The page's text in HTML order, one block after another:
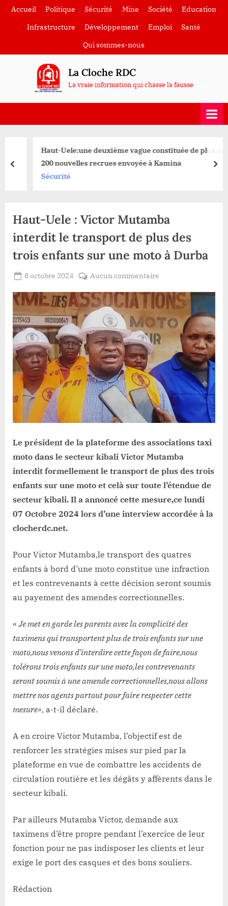
SkipAccueil Politique Sécurité Mine Société
Education
Infrastructure
Développement Emploi
Santé
Qui sommes-nous
La Cloche RDC
La vraie information qui chasse la fausse
Haut-Uele:une deuxième vague constituée de plus de
200 nouvelles recrues envoyée à Kamina
Sécurité
prev
Haut-Uele : Victor Mutamba
interdit le transport de plus des
trois enfants sur une moto à Durba
Posted
8 octobre 2024
ROMEO
Aucun commentaire
Uele
:
Victor
Mutamba
interdit
transport
de
plus
des
trois
sur
moto
à
Durba
Le président de la plateforme des associations taxi
moto dans le secteur kibali Victor Mutamba
interdit formellement le transport de plus des trois
enfants sur une moto et celà sur toute l’étendue de
secteur kibali. Il a annoncé cette mesure,ce lundi
07 Octobre 2024 lors d’une interview accordée à la
clocherdc.net.
Pour Victor Mutamba,le transport des quatres
enfants à bord d’une moto constitue une infraction
et les contrevenants à cette décision seront soumis
au payement des amendes correctionnelles.
«Je met en garde les parents avec la complicité des
taximens qui transportent plus de trois enfants sur une
moto,nous venons d’interdire cette façon de faire,nous
tolérons trois enfants sur une moto,les contrevenants
seront soumis à une amende correctionnelles,nous allons
mettre nos agents partout pour faire respecter cette
mesure», a-t-il déclaré.
A en croire Victor Mutamba, l’objectif est de
renforcer les stratégies mises sur pied par la
plateforme en vue de combattre les accidents de
circulation routière et les dégâts y afférents dans le
secteur kibali.
Par ailleurs Mutamba Victor, demande aux
taximens d’être propre pendant l’exercice de leur
fonction pour ne pas indisposer les clients et leur
exige le port des casques et des bons souliers.
Rédaction